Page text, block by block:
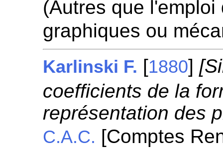
(Autres que
graphiques ou
Karlinski F. [1880]
coefficients de la
représentation des
C.A.C. [Comptes